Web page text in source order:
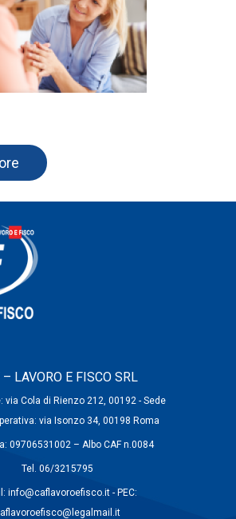
– LAVORO E FISCO SRL
via Cola di Rienzo 212, 00192 - Sede
via Isonzo 34, 00198 Roma
09706531002 – Albo CAF n.0084
Tel. 06/3215795
info@caflavoroefisco.it - PEC: